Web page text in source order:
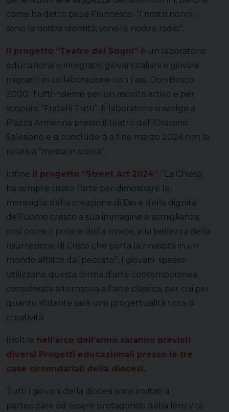
come ha detto papa Francesco “I nostri nonni…
sono la nostra identità, sono le nostre radici”.
Il progetto “Teatro dei Sogni” è un laboratorio
educazionale integrato, giovani italiani e giovani
migranti in collaborazione con l’ass. Don Bosco
2000. Tutti insieme per un ascolto attivo e per
scoprirsi “Fratelli Tutti”. Il laboratorio si svolge a
Piazza Armerina presso il teatro dell’Oratorio
Salesiano e si concluderà a fine marzo 2024 con la
relativa “messa in scena”.
Infine il progetto “Street Art 2024” . “La Chiesa
ha sempre usato l’arte per dimostrare la
meraviglia della creazione di Dio e della dignità
dell’uomo creato a sua immagine e somiglianza,
così come il potere della morte, e la bellezza della
risurrezione di Cristo che porta la rinascita in un
mondo afflitto dal peccato”. I giovani spesso
utilizzano questa forma d’arte contemporanea
considerata alternativa all’arte classica, per cui per
quanto sfidante sarà una progettualità ricca di
creatività.
Inoltre nell’arco dell’anno saranno previsti
diversi Progetti educazionali presso le tre
case circondariali della diocesi.
Tutti i giovani della diocesi sono invitati a
partecipare ed essere protagonisti della loro vita